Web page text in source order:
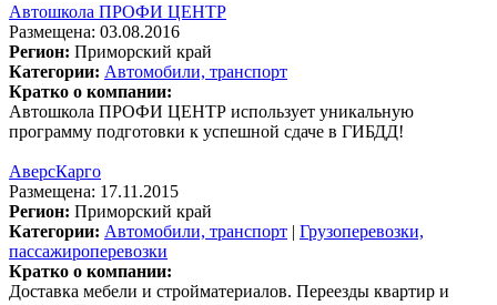
Автошкола ПРОФИ ЦЕНТР
Размещена: 03.08.2016
Регион: Приморский край
Категории: Автомобили, транспорт
Кратко о компании:
Автошкола ПРОФИ ЦЕНТР использует уникальную
программу подготовки к успешной сдаче в ГИБДД!
АверсКарго
Размещена: 17.11.2015
Регион: Приморский край
Категории: Автомобили, транспорт | Грузоперевозки,
пассажироперевозки
Кратко о компании:
Доставка мебели и стройматериалов. Переезды квартир и